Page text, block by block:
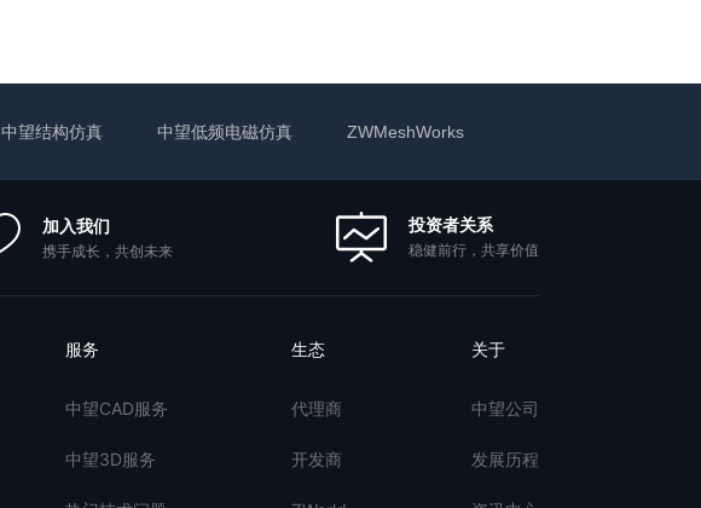
中望结构仿真 中望低频电磁仿真 ZWMeshWorks
加入我们
携手成长，共创未来
投资者关系
稳健前行，共享价值
服务
中望CAD服务
中望3D服务
生态
代理商
开发商
关于
中望公司
发展历程